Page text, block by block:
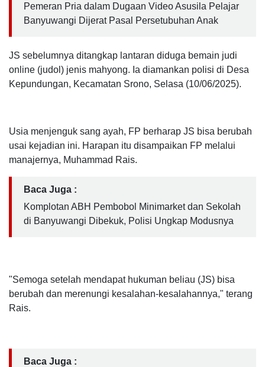
Pemeran Pria dalam Dugaan Video Asusila Pelajar
Banyuwangi Dijerat Pasal Persetubuhan Anak
JS sebelumnya ditangkap lantaran diduga bemain judi
online (judol) jenis mahyong. Ia diamankan polisi di Desa
Kepundungan, Kecamatan Srono, Selasa (10/06/2025).
Usia menjenguk sang ayah, FP berharap JS bisa berubah
usai kejadian ini. Harapan itu disampaikan FP melalui
manajernya, Muhammad Rais.
Baca Juga :
Komplotan ABH Pembobol Minimarket dan Sekolah
di Banyuwangi Dibekuk, Polisi Ungkap Modusnya
"Semoga setelah mendapat hukuman beliau (JS) bisa
berubah dan merenungi kesalahan-kesalahannya," terang
Rais.
Baca Juga :